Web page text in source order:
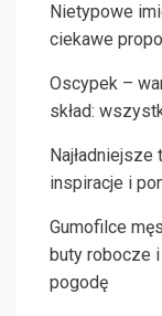
Nietypowe
ciekawe
Oscypek –
skład:
inspiracje i
Gumofilce
buty robocze
pogodę